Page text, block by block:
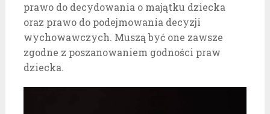
prawo do decydowania o majątku dziecka
oraz prawo do podejmowania decyzji
wychowawczych. Muszą być one zawsze
zgodne z poszanowaniem godności praw
dziecka.